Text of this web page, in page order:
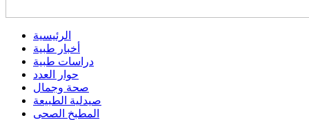
الرئيسية
أخبار طبية
دراسات طبية
حوار العدد
صحة وجمال
صيدلية الطبيعة
المطبخ الصحى